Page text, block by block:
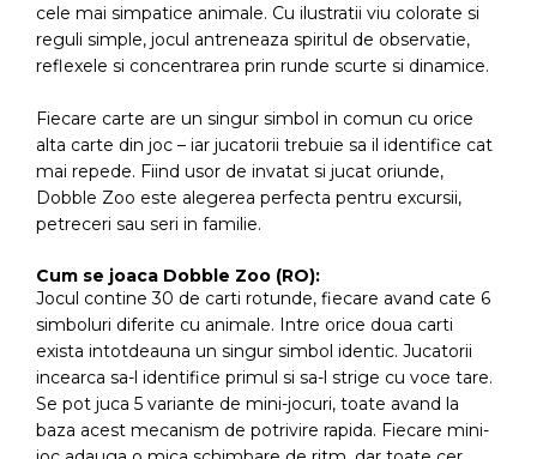
cele mai simpatice animale. Cu ilustratii viu colorate si
reguli simple, jocul antreneaza spiritul de observatie,
reflexele si concentrarea prin runde scurte si dinamice.
Fiecare carte are un singur simbol in comun cu orice
alta carte din joc – iar jucatorii trebuie sa il identifice cat
mai repede. Fiind usor de invatat si jucat oriunde,
Dobble Zoo este alegerea perfecta pentru excursii,
petreceri sau seri in familie.
Cum se joaca Dobble Zoo (RO):
Jocul contine 30 de carti rotunde, fiecare avand cate 6
simboluri diferite cu animale. Intre orice doua carti
exista intotdeauna un singur simbol identic. Jucatorii
incearca sa-l identifice primul si sa-l strige cu voce tare.
Se pot juca 5 variante de mini-jocuri, toate avand la
baza acest mecanism de potrivire rapida. Fiecare mini-